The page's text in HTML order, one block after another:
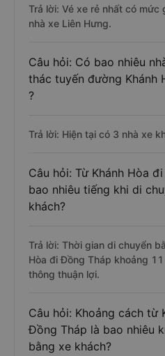
Trả lời: Vé xe rẻ nhất có
nhà xe Liên Hưng.
Câu hỏi: Có bao nhiêu
thác tuyến đường Khánh
?
Trả lời: Hiện tại có 3 nhà xe
Câu hỏi: Từ Khánh Hòa
bao nhiêu tiếng khi di
khách?
Trả lời: Thời gian di chuyển
Hòa đi Đồng Tháp khoảng
thông thuận lợi.
Câu hỏi: Khoảng cách từ
Đồng Tháp là bao nhiêu
bằng xe khách?